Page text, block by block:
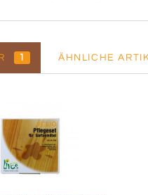
1 ÄHNLICHE